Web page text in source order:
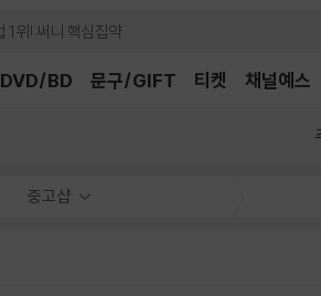
채널예스
DVD/BD 문구/GIFT 티켓
중고샵